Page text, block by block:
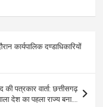
ail py
Li
n
k
ar
e
कार्यपालिक दण्डाधिकारियों
पत्रकार वार्ता: छत्तीसगढ़
देश का पहला राज्य बना….